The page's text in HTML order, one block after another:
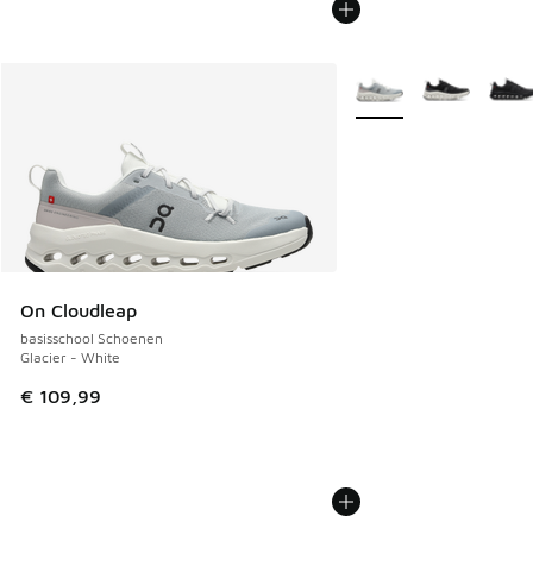
On Cloudleap
basisschool Schoenen
Glacier - White
€ 109,99
Meer kleuren